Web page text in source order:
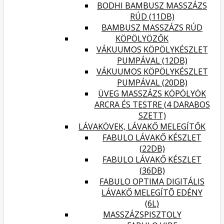
BODHI BAMBUSZ MASSZÁZS
RÚD (11DB)
BAMBUSZ MASSZÁZS RÚD
KÖPÖLYÖZŐK
VÁKUUMOS KÖPÖLYKÉSZLET
PUMPÁVAL (12DB)
VÁKUUMOS KÖPÖLYKÉSZLET
PUMPÁVAL (20DB)
ÜVEG MASSZÁZS KÖPÖLYÖK
ARCRA ÉS TESTRE (4 DARABOS
SZETT)
LÁVAKÖVEK, LÁVAKŐ MELEGÍTŐK
FABULO LÁVAKŐ KÉSZLET
(22DB)
FABULO LÁVAKŐ KÉSZLET
(36DB)
FABULO OPTIMA DIGITÁLIS
LÁVAKŐ MELEGÍTÕ EDÉNY
(6L)
MASSZÁZSPISZTOLY